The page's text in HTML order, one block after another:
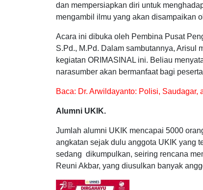
dan mempersiapkan diri untuk
mengambil ilmu yang akan disampaikan
Acara ini dibuka oleh Pembina Pusat
S.Pd., M.Pd. Dalam sambutannya, Arisul
kegiatan ORIMASINAL ini. Beliau
narasumber akan bermanfaat bagi
Baca: Dr. Arwildayanto: Polisi, Saudagar,
Alumni UKIK.
Jumlah alumni UKIK mencapai 5000
angkatan sejak dulu anggota UKIK yang
sedang dikumpulkan, seiring rencana
Reuni Akbar, yang diusulkan banyak